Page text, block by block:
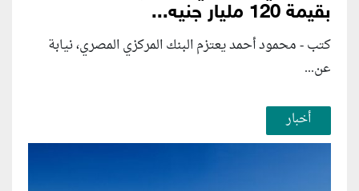
بقيمة 120 مليار جنيه...
كتب - محمود أحمد يعتزم البنك المركزي المصري، نيابة
عن...
أخبار